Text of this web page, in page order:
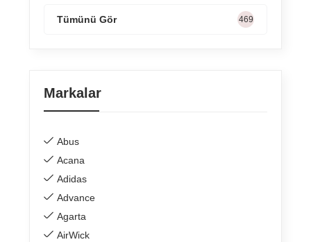
Tümünü Gör 722
Markalar
Abus
Acana
Adidas
Advance
Agarta
AirWick